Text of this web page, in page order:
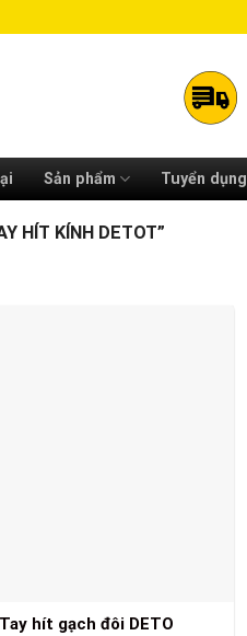
Sản phẩm Tuyển dụng
HÍT KÍNH DETOT”
Tay hít gạch đôi DETO